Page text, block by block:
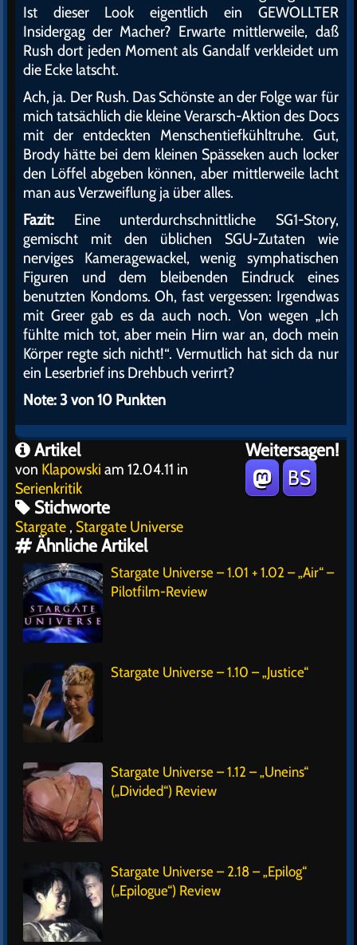
Ist dieser Look eigentlich ein GEWOLLTER
Insidergag der Macher? Erwarte mittlerweile, daß
Rush dort jeden Moment als Gandalf verkleidet um
die Ecke latscht.
Ach, ja. Der Rush. Das Schönste an der Folge war für
mich tatsächlich die kleine Verarsch-Aktion des Docs
mit der entdeckten Menschentiefkühltruhe. Gut,
Brody hätte bei dem kleinen Spässeken auch locker
den Löffel abgeben können, aber mittlerweile lacht
man aus Verzweiflung ja über alles.
Fazit: Eine unterdurchschnittliche SG1-Story,
gemischt mit den üblichen SGU-Zutaten wie
nerviges Kameragewackel, wenig symphatischen
Figuren und dem bleibenden Eindruck eines
benutzten Kondoms. Oh, fast vergessen: Irgendwas
mit Greer gab es da auch noch. Von wegen „Ich
fühlte mich tot, aber mein Hirn war an, doch mein
Körper regte sich nicht!“. Vermutlich hat sich da nur
ein Leserbrief ins Drehbuch verirrt?
Note: 3 von 10 Punkten
Weitersagen!
BS
Artikel
von Klapowski am 12.04.11 in
Serienkritik
Stichworte
Stargate , Stargate Universe
Ähnliche Artikel
Stargate Universe – 1.01 + 1.02 – „Air“ –
Pilotfilm-Review
Stargate Universe – 1.10 – „Justice“
Stargate Universe – 1.12 – „Uneins“
(„Divided“) Review
Stargate Universe – 2.18 – „Epilog“
(„Epilogue“) Review